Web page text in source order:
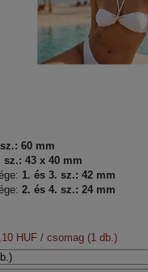
60 mm
sz.: 43 x 40 mm
1. és 3. sz.: 42 mm
2. és 4. sz.: 24 mm
HUF / csomag (1 db.)